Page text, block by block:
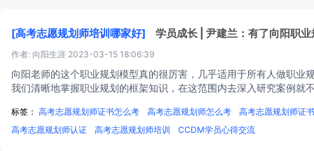
[高考志愿规划师培训哪家好] 学员成长 | 尹建兰：有了向阳职
作者: 向阳生涯 2023-03-15 18:06:39
向阳老师的这个职业规划模型真的很厉害，几乎适用于所有人做职
我们清晰地掌握职业规划的框架知识，在这范围内去深入研究案例就
标签： 高考志愿规划师证书怎么考 高考志愿规划师怎么考
高考志愿规划师证
高考志愿规划师认证
高考志愿规划师培训 CCDM学员心得交流